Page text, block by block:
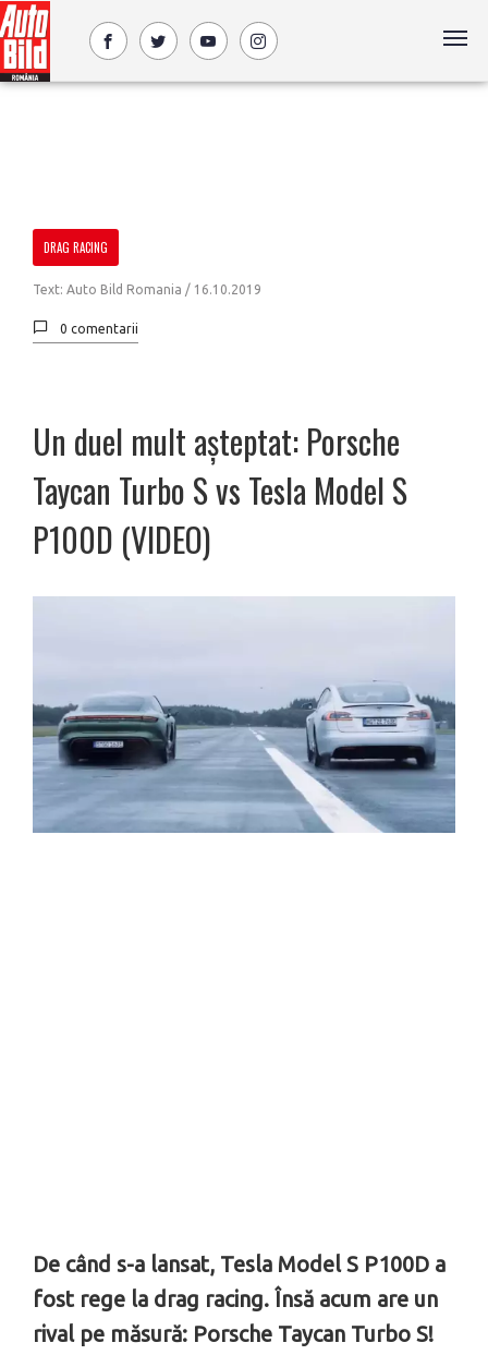
DRAG RACING
Text: Auto Bild Romania / 16.10.2019
0 comentarii
Un duel mult așteptat: Porsche
Taycan Turbo S vs Tesla Model S
P100D (VIDEO)
De când s-a lansat, Tesla Model S P100D a
fost rege la drag racing. Însă acum are un
rival pe măsură: Porsche Taycan Turbo S!